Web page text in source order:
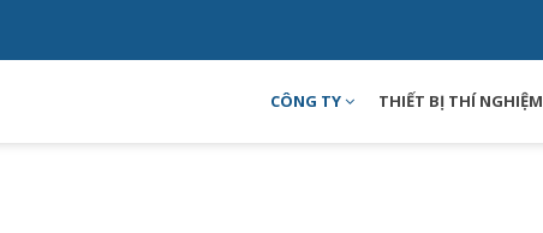
CÔNG TY THIẾT BỊ THÍ NGHIỆM